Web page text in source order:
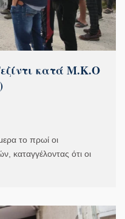
κατά Μ.Κ.Ο
το πρωί οι
καταγγέλοντας ότι οι